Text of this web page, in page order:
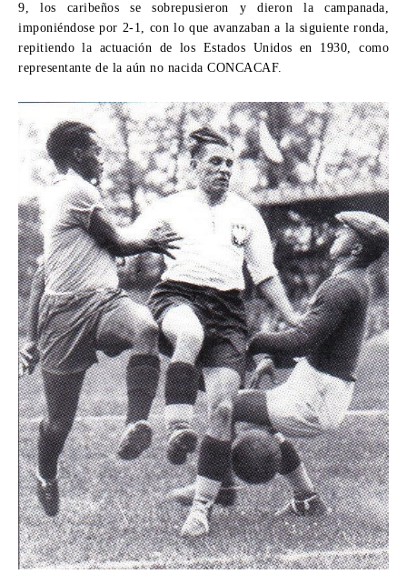
9, los caribeños se sobrepusieron y dieron la campanada,
imponiéndose por 2-1, con lo que avanzaban a la siguiente ronda,
repitiendo la actuación de los Estados Unidos en 1930, como
representante de la aún no nacida CONCACAF.